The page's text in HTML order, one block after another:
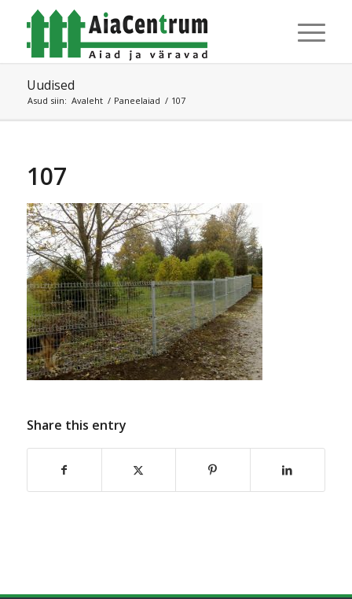
Uudised
Asud siin: Avaleht / Paneelaiad / 107
107
Share this entry